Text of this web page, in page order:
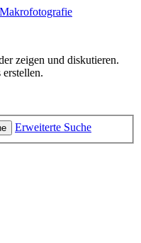
zeigen und diskutieren.
Erweiterte Suche